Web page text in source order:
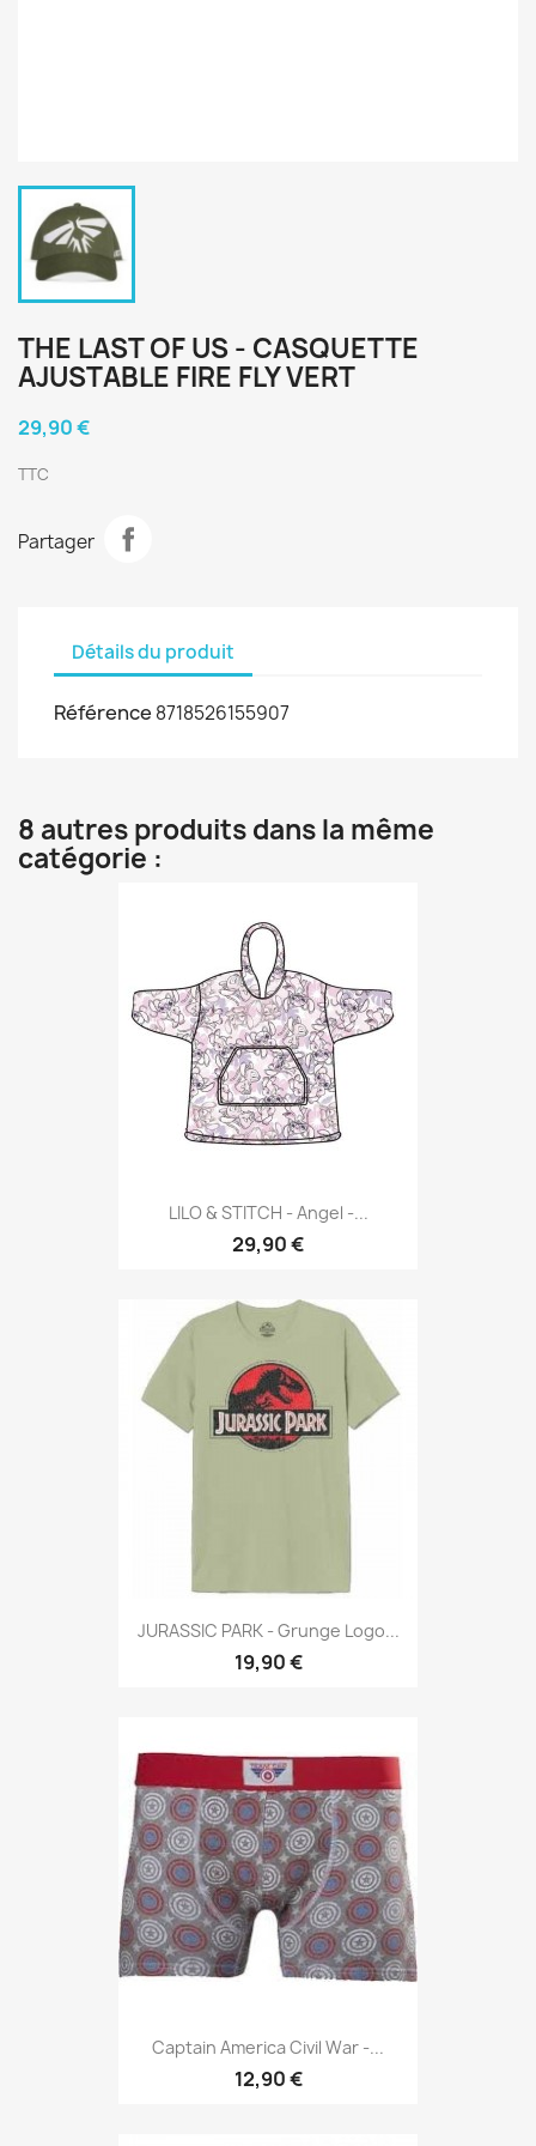
THE LAST OF US - CASQUETTE
AJUSTABLE FIRE FLY VERT
29,90 €
TTC
Partager
Détails du produit
Référence 8718526155907
8 autres produits dans la même
catégorie :
LILO & STITCH - Angel -...
29,90 €
JURASSIC PARK - Grunge Logo...
19,90 €
Captain America Civil War -...
12,90 €